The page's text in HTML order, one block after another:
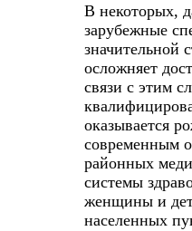
В некоторых,
зарубежные
значительной
осложняет
связи с этим
оказывается
современным
районных
системы
женщины и
населенных